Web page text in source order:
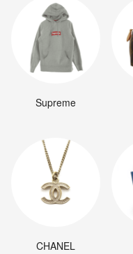
Supreme
CHANEL